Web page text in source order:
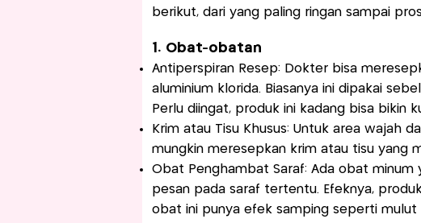
berikut, dari yang paling ringan sampai
1. Obat-obatan
Antiperspiran Resep: Dokter bisa
aluminium klorida. Biasanya ini dipakai
Perlu diingat, produk ini kadang bisa bikin
Krim atau Tisu Khusus: Untuk area wajah
mungkin meresepkan krim atau tisu yang
Obat Penghambat Saraf: Ada obat
pesan pada saraf tertentu. Efeknya,
obat ini punya efek samping seperti mulut